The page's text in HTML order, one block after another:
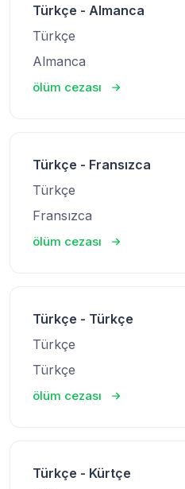
Türkçe - Almanca
Türkçe
Almanca
ölüm cezası
Türkçe - Fransızca
Türkçe
Fransızca
ölüm cezası
Türkçe - Türkçe
Türkçe
Türkçe
ölüm cezası
Türkçe - Kürtçe